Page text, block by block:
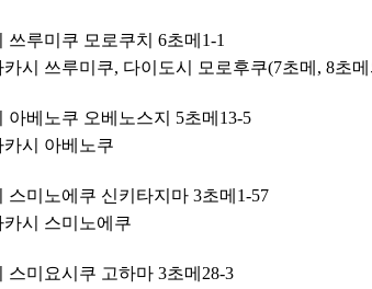
쓰루미쿠 모로쿠치 6초메1-1
카시 쓰루미쿠, 다이도시 모로후쿠(7초메, 8초
아베노쿠 오베노스지 5초메13-5
카시 아베노쿠
스미노에쿠 신키타지마 3초메1-57
카시 스미노에쿠
스미요시쿠 고하마 3초메28-3